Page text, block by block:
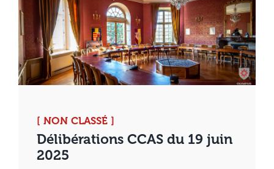
[ NON CLASSÉ ]
Délibérations CCAS du 19 juin
2025